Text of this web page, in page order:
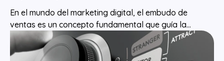
En el mundo del marketing digital, el embudo de
ventas es un concepto fundamental que guía la...